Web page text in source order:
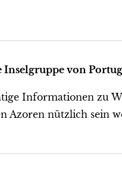
Inselgruppe von
Informationen zu
Azoren nützlich sein